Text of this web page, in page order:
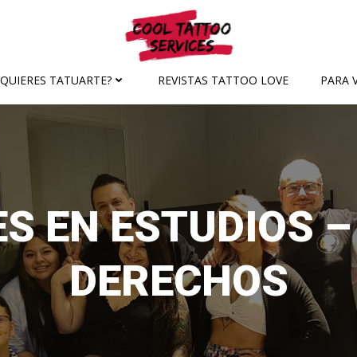
TATUARTE? REVISTAS TATTOO LOVE PARA
EN ESTUDIOS
DERECHOS